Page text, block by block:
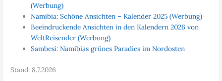
(Werbung)
Namibia: Schöne Ansichten – Kalender 2025 (Werbung)
Beeindruckende Ansichten in den Kalendern 2026 von
WeltReisender (Werbung)
Sambesi: Namibias grünes Paradies im Nordosten
Stand: 8.7.2026